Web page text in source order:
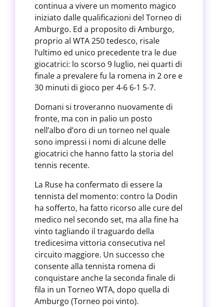
continua a vivere un momento magico
iniziato dalle qualificazioni del Torneo di
Amburgo. Ed a proposito di Amburgo,
proprio al WTA 250 tedesco, risale
l’ultimo ed unico precedente tra le due
giocatrici: lo scorso 9 luglio, nei quarti di
finale a prevalere fu la romena in 2 ore e
30 minuti di gioco per 4-6 6-1 5-7.
Domani si troveranno nuovamente di
fronte, ma con in palio un posto
nell’albo d’oro di un torneo nel quale
sono impressi i nomi di alcune delle
giocatrici che hanno fatto la storia del
tennis recente.
La Ruse ha confermato di essere la
tennista del momento: contro la Dodin
ha sofferto, ha fatto ricorso alle cure del
medico nel secondo set, ma alla fine ha
vinto tagliando il traguardo della
tredicesima vittoria consecutiva nel
circuito maggiore. Un successo che
consente alla tennista romena di
conquistare anche la seconda finale di
fila in un Torneo WTA, dopo quella di
Amburgo (Torneo poi vinto).